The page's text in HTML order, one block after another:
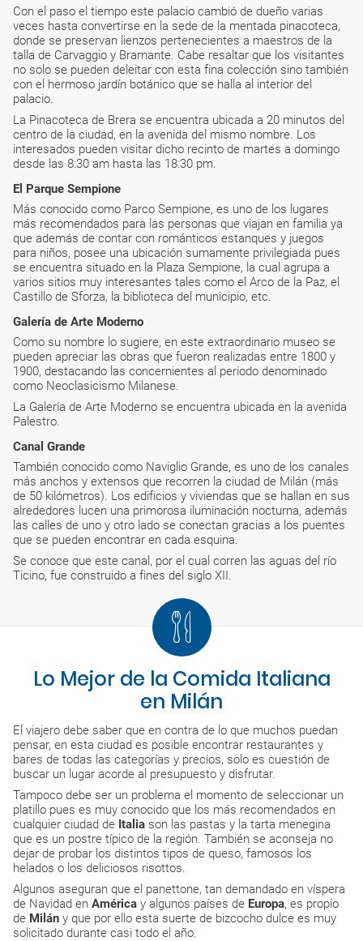
Con el paso el tiempo este palacio cambió de dueño varias
veces hasta convertirse en la sede de la mentada pinacoteca,
donde se preservan lienzos pertenecientes a maestros de la
talla de Carvaggio y Bramante. Cabe resaltar que los visitantes
no solo se pueden deleitar con esta fina colección sino también
con el hermoso jardín botánico que se halla al interior del
palacio.
La Pinacoteca de Brera se encuentra ubicada a 20 minutos del
centro de la ciudad, en la avenida del mismo nombre. Los
interesados pueden visitar dicho recinto de martes a domingo
desde las 8:30 am hasta las 18:30 pm.
El Parque Sempione
Más conocido como Parco Sempione, es uno de los lugares
más recomendados para las personas que viajan en familia ya
que además de contar con románticos estanques y juegos
para niños, posee una ubicación sumamente privilegiada pues
se encuentra situado en la Plaza Sempione, la cual agrupa a
varios sitios muy interesantes tales como el Arco de la Paz, el
Castillo de Sforza, la biblioteca del municipio, etc.
Galería de Arte Moderno
Como su nombre lo sugiere, en este extraordinario museo se
pueden apreciar las obras que fueron realizadas entre 1800 y
1900, destacando las concernientes al periodo denominado
como Neoclasicismo Milanese.
La Galería de Arte Moderno se encuentra ubicada en la avenida
Palestro.
Canal Grande
También conocido como Naviglio Grande, es uno de los canales
más anchos y extensos que recorren la ciudad de Milán (más
de 50 kilómetros). Los edificios y viviendas que se hallan en sus
alrededores lucen una primorosa iluminación nocturna, además
las calles de uno y otro lado se conectan gracias a los puentes
que se pueden encontrar en cada esquina.
Se conoce que este canal, por el cual corren las aguas del río
Ticino, fue construido a fines del siglo XII.
Lo Mejor de la Comida Italiana
en Milán
El viajero debe saber que en contra de lo que muchos puedan
pensar, en esta ciudad es posible encontrar restaurantes y
bares de todas las categorías y precios, solo es cuestión de
buscar un lugar acorde al presupuesto y disfrutar.
Tampoco debe ser un problema el momento de seleccionar un
platillo pues es muy conocido que los más recomendados en
cualquier ciudad de Italia son las pastas y la tarta menegina
que es un postre típico de la región. También se aconseja no
dejar de probar los distintos tipos de queso, famosos los
helados o los deliciosos risottos.
Algunos aseguran que el panettone, tan demandado en víspera
de Navidad en América y algunos países de Europa, es propio
de Milán y que por ello esta suerte de bizcocho dulce es muy
solicitado durante casi todo el año.